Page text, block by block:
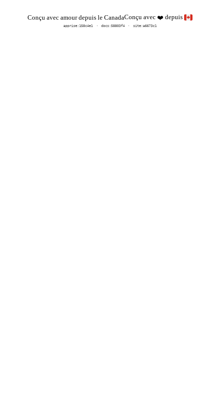
Conçu avec amour depuis le CanadaConçu avec ❤️ depuis
apprise:158c4e1 docs:58803f4 site:a6673c1